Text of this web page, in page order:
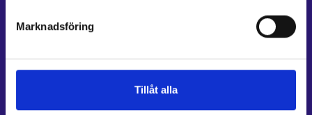
Marknadsföring
Tillåt alla
Jobbsökningsprofil
Lediga arbetsplatser
Kundservice